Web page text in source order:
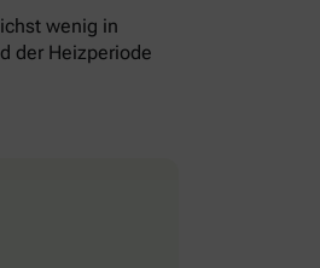
wenig in
der Heizperiode